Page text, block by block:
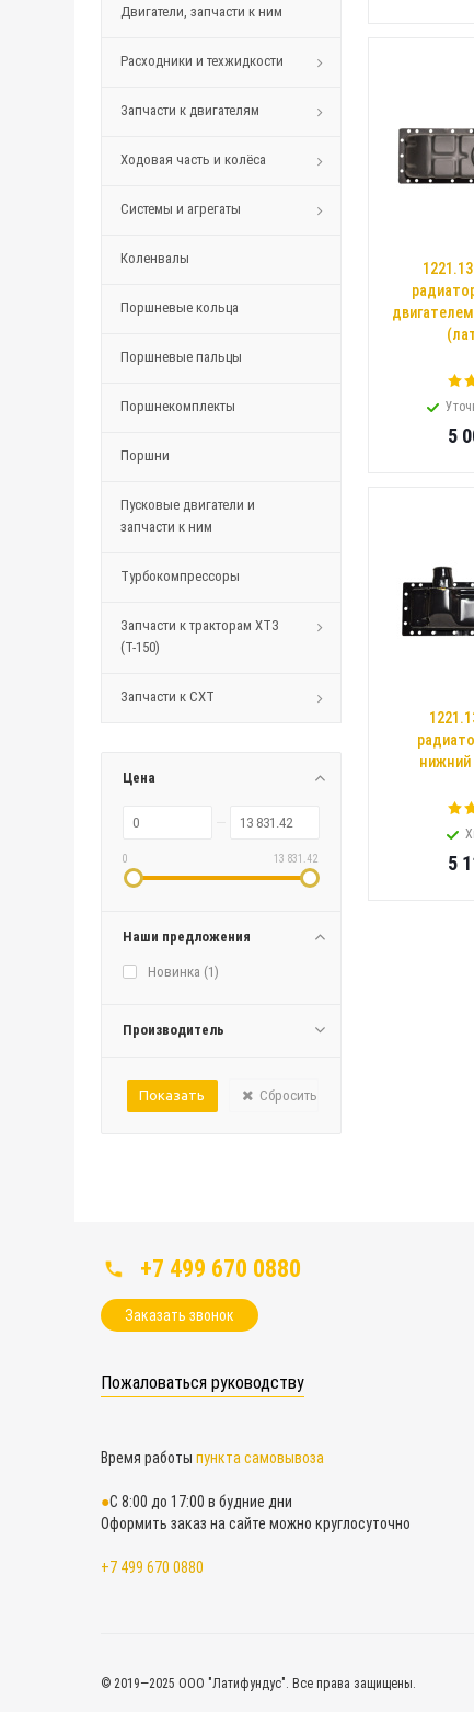
Двигатели, запчасти к ним
Расходники и техжидкости
Запчасти к двигателям
Ходовая часть и колёса
Системы и агрегаты
Коленвалы
Поршневые кольца
Поршневые пальцы
Поршнекомплекты
Поршни
Пусковые двигатели и
запчасти к ним
Турбокомпрессоры
Запчасти к тракторам ХТЗ
(Т-150)
Запчасти к СХТ
Цена
0 13 831.42
Наши предложения
Новинка (1)
Производитель
Сбросить
5
нижний
5
+7 499 670 0880
Заказать звонок
Пожаловаться руководству
Время работы пункта самовывоза
С 8:00 до 17:00 в будние дни
Оформить заказ на сайте можно круглосуточно
+7 499 670 0880
© 2019—2025 ООО "Латифундус". Все права защищены.